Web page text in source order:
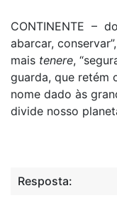
CONTINENTE –
abarcar,
mais tenere,
guarda, que retém
nome dado às
divide nosso
Resposta: